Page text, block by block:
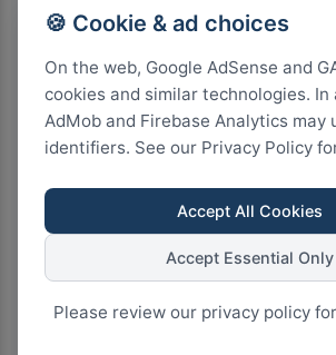
🍪 Cookie & ad choices
On the web, Google AdSense and
cookies and similar technologies. In
AdMob and Firebase Analytics may
identifiers. See our Privacy Policy
Accept All Cookies
Accept Essential Only
Please review our privacy policy
🇯🇵 Japan